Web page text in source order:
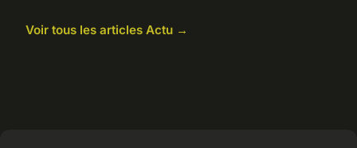
Voir tous les articles Actu →